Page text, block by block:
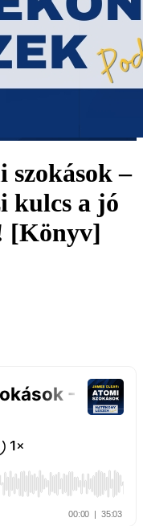
szokások –
kulcs a jó
[Könyv]